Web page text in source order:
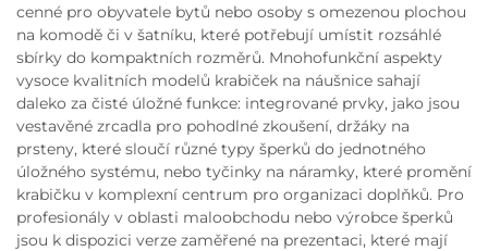
cenné pro obyvatele bytů nebo osoby s omezenou plochou
na komodě či v šatníku, které potřebují umístit rozsáhlé
sbírky do kompaktních rozměrů. Mnohofunkční aspekty
vysoce kvalitních modelů krabiček na náušnice sahají
daleko za čisté úložné funkce: integrované prvky, jako jsou
vestavěné zrcadla pro pohodlné zkoušení, držáky na
prsteny, které sloučí různé typy šperků do jednotného
úložného systému, nebo tyčinky na náramky, které promění
krabičku v komplexní centrum pro organizaci doplňků. Pro
profesionály v oblasti maloobchodu nebo výrobce šperků
jsou k dispozici verze zaměřené na prezentaci, které mají